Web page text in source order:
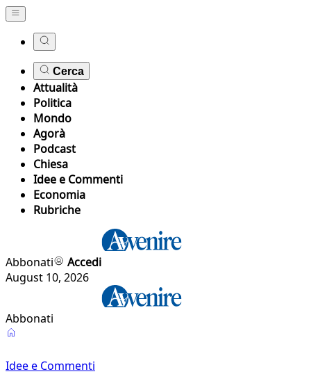
Cerca
Attualità
Politica
Mondo
Agorà
Podcast
Chiesa
Idee e Commenti
Economia
Rubriche
Abbonati
Accedi
August 10, 2026
Abbonati
Idee e Commenti